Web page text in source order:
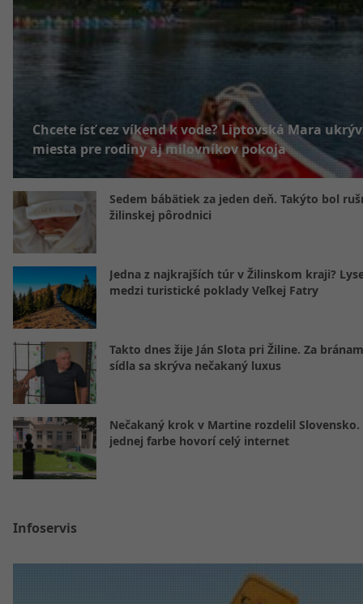
Chcete ísť cez víkend k vode? Liptovská Mara
miesta pre rodiny aj milovníkov pokoja
Sedem bábätiek za jeden deň. Takýto bol
žilinskej pôrodnici
Jedna z najkrajších túr v Žilinskom kraji?
medzi turistické poklady Veľkej Fatry
Takto dnes žije Ján Slota pri Žiline. Za
sídla sa skrýva nečakaný luxus
Nečakaný krok v Martine rozdelil Slovensko.
jednej farbe hovorí celý internet
Infoservis